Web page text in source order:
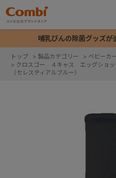
哺乳びんの除菌グッズ
トップ > 製品カテゴリー > ベビーカ
> クロスゴー ４キャス エッグショ
（セレスティアルブルー）